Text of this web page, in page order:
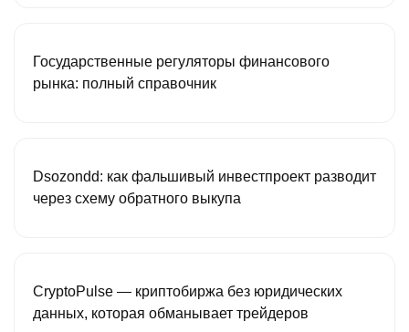
Государственные регуляторы финансового
рынка: полный справочник
Dsozondd: как фальшивый инвестпроект разводит
через схему обратного выкупа
CryptoPulse — криптобиржа без юридических
данных, которая обманывает трейдеров